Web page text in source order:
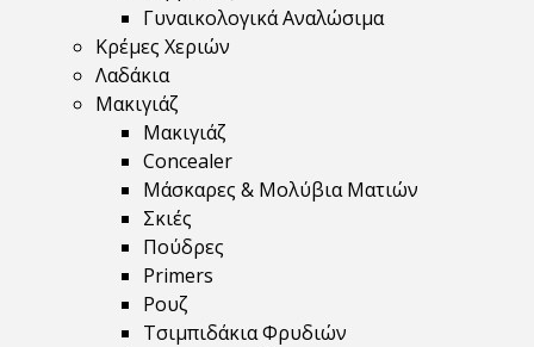
Γυναικολογικά Αναλώσιμα
Κρέμες Χεριών
Λαδάκια
Μακιγιάζ
Μακιγιάζ
Concealer
Μάσκαρες & Μολύβια Ματιών
Σκιές
Πούδρες
Primers
Ρουζ
Τσιμπιδάκια Φρυδιών